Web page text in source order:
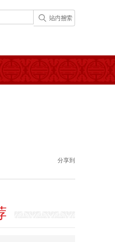
分享到